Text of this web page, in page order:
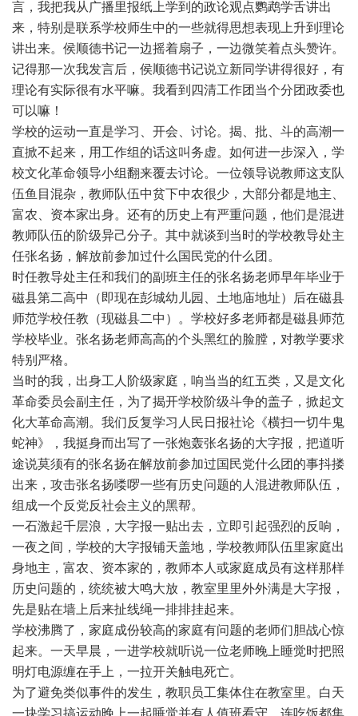
言，我把我从广播里报纸上学到的政论观点鹦鹉学舌讲出
来，特别是联系学校师生中的一些就得思想表现上升到理论
讲出来。侯顺德书记一边摇着扇子，一边微笑着点头赞许。
记得那一次我发言后，侯顺德书记说立新同学讲得很好，有
理论有实际很有水平嘛。我看到四清工作团当个分团政委也
可以嘛！
学校的运动一直是学习、开会、讨论。揭、批、斗的高潮一
直掀不起来，用工作组的话这叫务虚。如何进一步深入，学
校文化革命领导小组翻来覆去讨论。一位领导说教师这支队
伍鱼目混杂，教师队伍中贫下中农很少，大部分都是地主、
富农、资本家出身。还有的历史上有严重问题，他们是混进
教师队伍的阶级异己分子。其中就谈到当时的学校教导处主
任张名扬，解放前参加过什么国民党的什么团。
时任教导处主任和我们的副班主任的张名扬老师早年毕业于
磁县第二高中（即现在彭城幼儿园、土地庙地址）后在磁县
师范学校任教（现磁县二中）。学校好多老师都是磁县师范
学校毕业。张名扬老师高高的个头黑红的脸膛，对教学要求
特别严格。
当时的我，出身工人阶级家庭，响当当的红五类，又是文化
革命委员会副主任，为了揭开学校阶级斗争的盖子，掀起文
化大革命高潮。我们反复学习人民日报社论《横扫一切牛鬼
蛇神》，我挺身而出写了一张炮轰张名扬的大字报，把道听
途说莫须有的张名扬在解放前参加过国民党什么团的事抖搂
出来，攻击张名扬喽啰一些有历史问题的人混进教师队伍，
组成一个反党反社会主义的黑帮。
一石激起千层浪，大字报一贴出去，立即引起强烈的反响，
一夜之间，学校的大字报铺天盖地，学校教师队伍里家庭出
身地主，富农、资本家的，教师本人或家庭成员有这样那样
历史问题的，统统被大鸣大放，教室里里外外满是大字报，
先是贴在墙上后来扯线绳一排排挂起来。
学校沸腾了，家庭成份较高的家庭有问题的老师们胆战心惊
起来。一天早晨，一进学校就听说一位老师晚上睡觉时把照
明灯电源缠在手上，一拉开关触电死亡。
为了避免类似事件的发生，教职员工集体住在教室里。白天
一块学习搞运动晚上一起睡觉并有人值班看守，连吃饭都集